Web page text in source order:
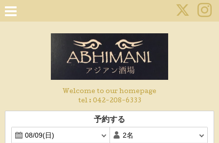
Welcome to our homepage
tel : 042-208-6333
予約する